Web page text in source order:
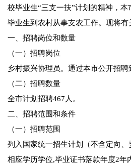
校毕业生“三支一扶”计划的精神，
毕业生到农村从事支农工作。现将有
一、招聘岗位和数量
（一）招聘岗位
乡村振兴协理员。通过本市公开招聘
（二）招聘数量
全市计划招聘467人。
二、招聘范围和条件
（一）招聘范围
列入国家统一招生计划（不含定向
相应学历学位,毕业证书落款年度2年